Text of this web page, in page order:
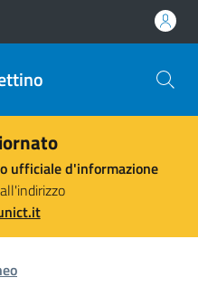
ufficiale d'informazione